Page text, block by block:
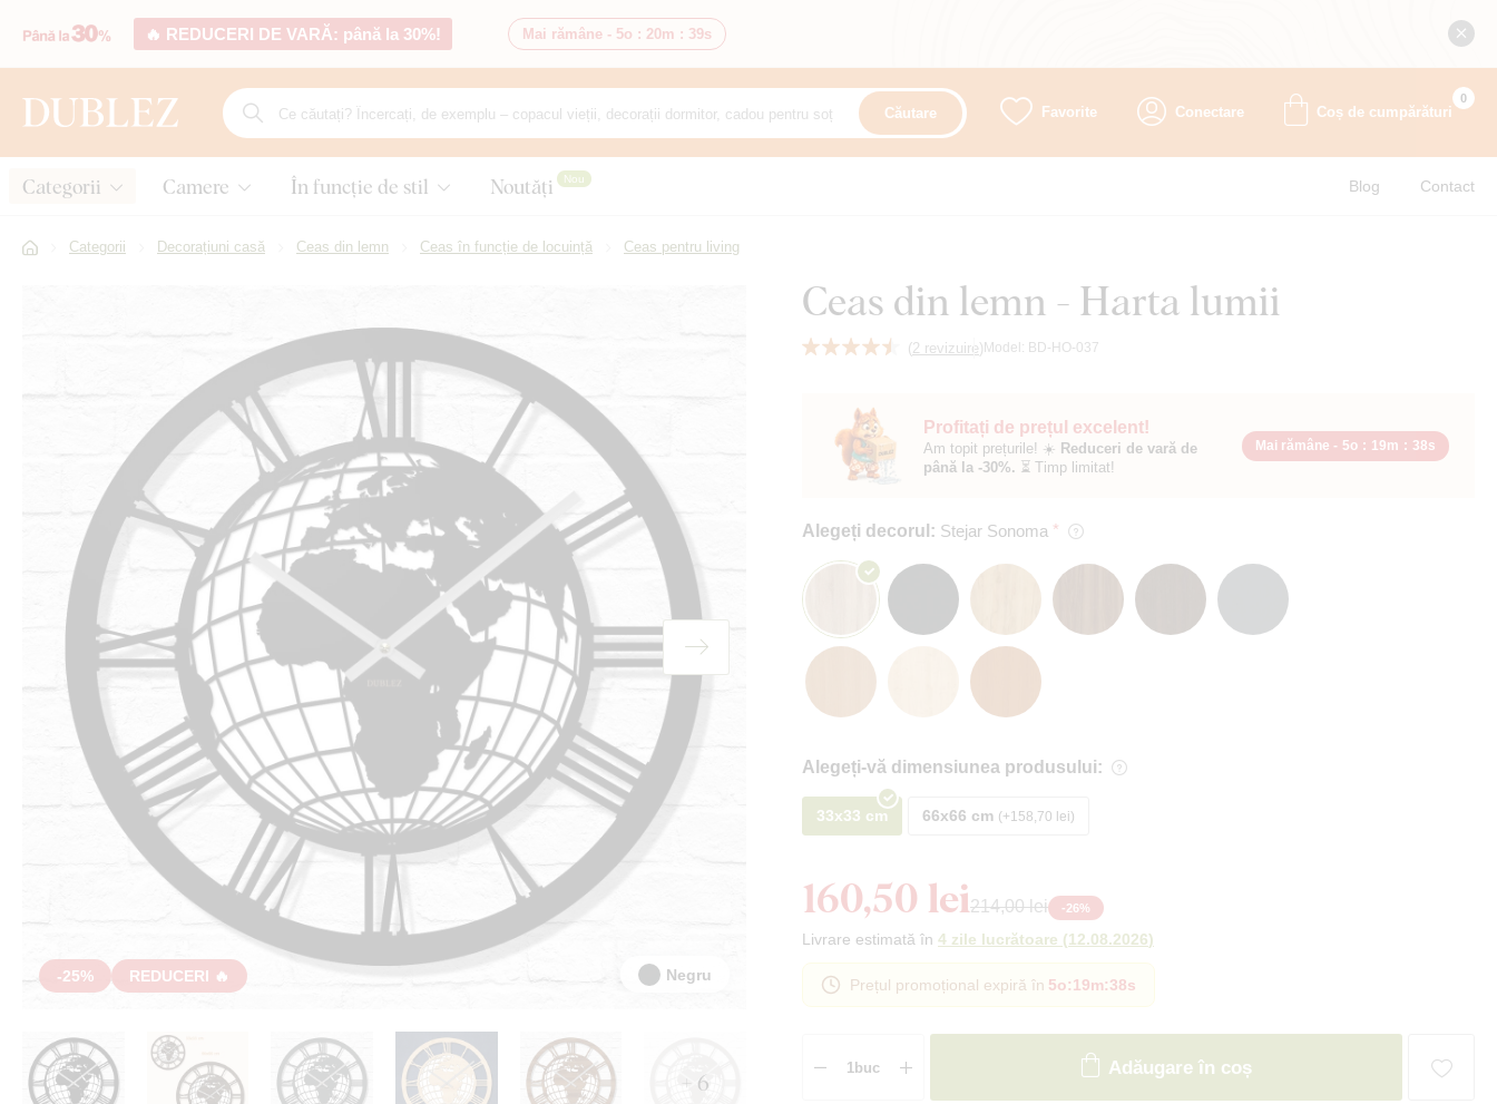
🔥 REDUCERI DE VARĂ: până la 30%! Mai rămâne - 5o : 20m : 37s
Căutare Favorite Conectare Coș de cumpărături
0
Categorii Camere În funcție de stil Noutăți Nou Blog Contact
Categorii Decorațiuni casă Ceas din lemn Ceas în funcție de locuință Ceas pentru living
Ceas din lemn - Harta lumii
(2 revizuire) Model: BD-HO-037
-25% REDUCERI 🔥 Negru
+ 6
Profitați de prețul excelent!
Am topit prețurile! ☀️ Reduceri de vară de
până la -30%. ⏳ Timp limitat!
Mai rămâne - 5o : 19m : 37s
Alegeți decorul: Stejar Sonoma
Alegeți-vă dimensiunea produsului:
33x33 cm 66x66 cm +158,70 lei
160,50 lei214,00 lei -26%
Livrare estimată în 4 zile lucrătoare (12.08.2026)
Prețul promoțional expiră în 5o:19m:37s
Adăugare în coș